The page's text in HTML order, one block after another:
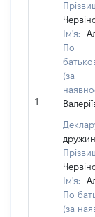
1
Ім'я:
По
(за
Ім'я:
По
(за